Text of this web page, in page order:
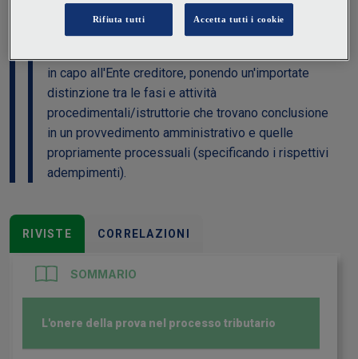
elementi costitutivi del diritto di credito vantato in
forza di provvedimenti accertativi/coattivi. La
in capo all'Ente creditore, ponendo un'importate
distinzione tra le fasi e attività
procedimentali/istruttorie che trovano conclusione
in un provvedimento amministrativo e quelle
propriamente processuali (specificando i rispettivi
adempimenti).
RIVISTE CORRELAZIONI
SOMMARIO
L'onere della prova nel processo tributario